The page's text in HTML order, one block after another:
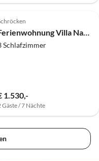
Top-Inserat
Schlafzimmer
1.530,-
Gäste / 7 Nächte